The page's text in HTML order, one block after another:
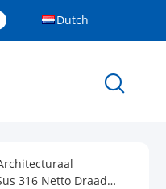
Dutch
316 Netto Draad